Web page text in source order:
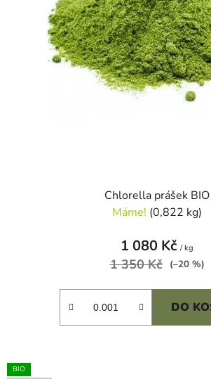
Chlorella prášek BIO
Máme! (0,822 kg)
1 080 Kč / kg
1 350 Kč (–20 %)
DO
BIO